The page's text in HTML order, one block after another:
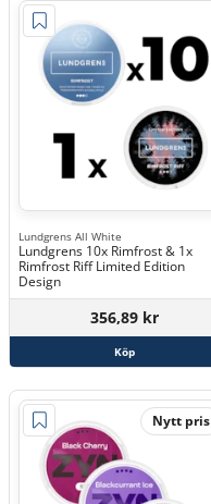
Lundgrens All White
Lundgrens 10x Rimfrost & 1x
Rimfrost Riff Limited Edition
Design
356,89 kr
Köp
Nytt pris